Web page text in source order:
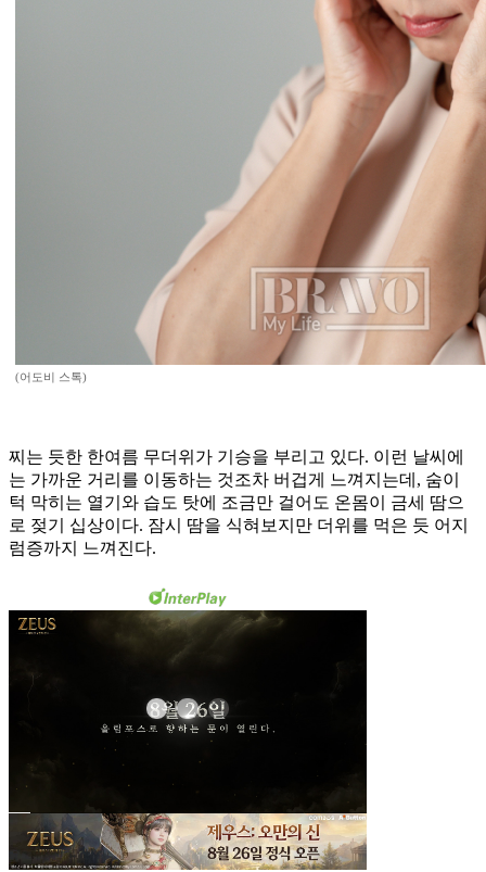
(어도비 스톡)
찌는 듯한 한여름 무더위가 기승을 부리고 있다. 이런 날씨에
는 가까운 거리를 이동하는 것조차 버겁게 느껴지는데, 숨이
턱 막히는 열기와 습도 탓에 조금만 걸어도 온몸이 금세 땀으
로 젖기 십상이다. 잠시 땀을 식혀보지만 더위를 먹은 듯 어지
럼증까지 느껴진다.